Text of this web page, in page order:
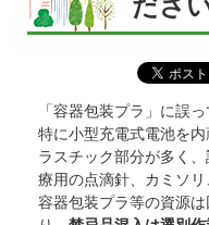
ださ
「容器包装プラ」に誤
特に小型充電式電池を
ラスチック部分が多く
療用の点滴針、カミソリ
容器包装プラ等の資源